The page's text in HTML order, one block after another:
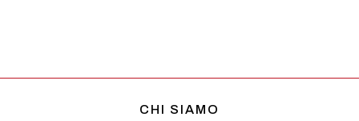
CHI SIAMO